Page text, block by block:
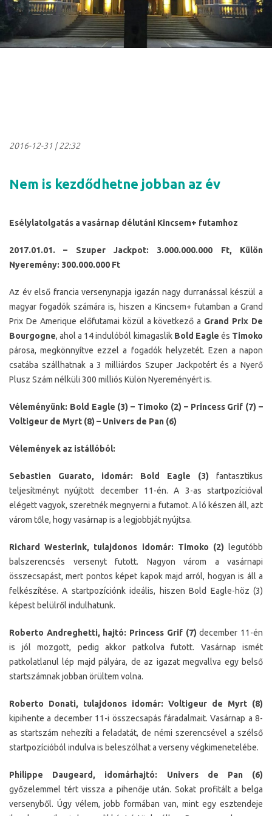
2016-12-31 |22:32
Nem is kezdődhetne jobban az év
Esélylatolgatás a vasárnap délutáni Kincsem+ futamhoz
2017.01.01. – Szuper Jackpot: 3.000.000.000 Ft, Külön
Nyeremény: 300.000.000 Ft
Az év első francia versenynapja igazán nagy durranással készül a
magyar fogadók számára is, hiszen a Kincsem+ futamban a Grand
Prix De Amerique előfutamai közül a következő a Grand Prix De
Bourgogne, ahol a 14 indulóból kimagaslik Bold Eagle és Timoko
párosa, megkönnyítve ezzel a fogadók helyzetét. Ezen a napon
csatába szállhatnak a 3 milliárdos Szuper Jackpotért és a Nyerő
Plusz Szám nélküli 300 milliós Külön Nyereményért is.
Véleményünk: Bold Eagle (3) – Timoko (2) – Princess Grif (7) –
Voltigeur de Myrt (8) – Univers de Pan (6)
Vélemények az istállóból:
Sebastien Guarato, idomár: Bold Eagle (3) fantasztikus
teljesítményt nyújtott december 11-én. A 3-as startpozícióval
elégett vagyok, szeretnék megnyerni a futamot. A ló készen áll, azt
várom tőle, hogy vasárnap is a legjobbját nyújtsa.
Richard Westerink, tulajdonos idomár: Timoko (2) legutóbb
balszerencsés versenyt futott. Nagyon várom a vasárnapi
összecsapást, mert pontos képet kapok majd arról, hogyan is áll a
felkészítése. A startpozíciónk ideális, hiszen Bold Eagle-höz (3)
képest belülről indulhatunk.
Roberto Andreghetti, hajtó: Princess Grif (7) december 11-én
is jól mozgott, pedig akkor patkolva futott. Vasárnap ismét
patkolatlanul lép majd pályára, de az igazat megvallva egy belső
startszámnak jobban örültem volna.
Roberto Donati, tulajdonos idomár: Voltigeur de Myrt (8)
kipihente a december 11-i összecsapás fáradalmait. Vasárnap a 8-
as startszám nehezíti a feladatát, de némi szerencsével a szélső
startpozícióból indulva is beleszólhat a verseny végkimenetelébe.
Philippe Daugeard, idomárhajtó: Univers de Pan (6)
győzelemmel tért vissza a pihenője után. Sokat profitált a belga
versenyből. Úgy vélem, jobb formában van, mint egy esztendeje